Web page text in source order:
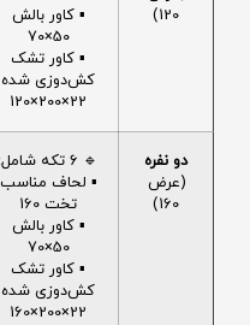
120)
▪️ کاور بالش
50×70
▪️ کاور تشک
کش‌دوزی شده
22×200×120
دو نفره
(عرض
160)
🔹 6 تکه شامل:
▪️ لحاف مناسب
تخت 160
▪️ کاور بالش
50×70
▪️ کاور تشک
کش‌دوزی شده
22×200×160